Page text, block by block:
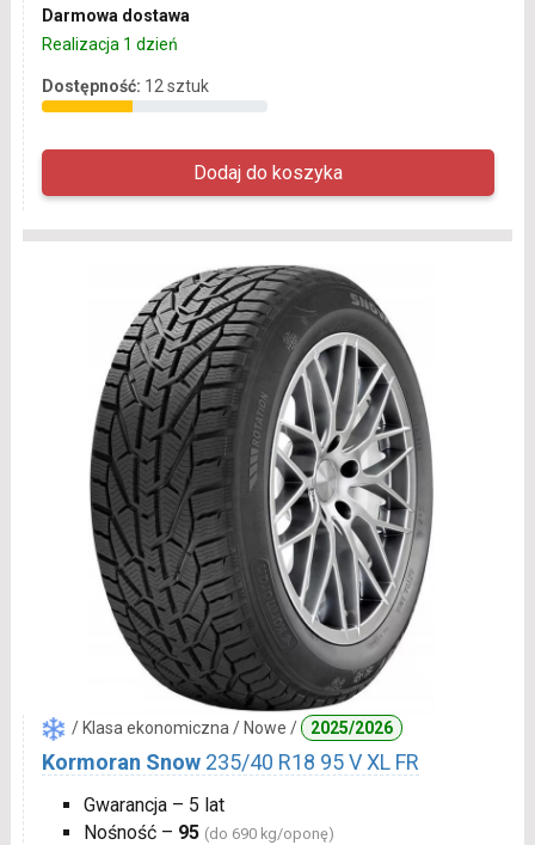
Darmowa dostawa
Realizacja 1 dzień
Dostępność: 12 sztuk
/ Klasa ekonomiczna / Nowe / 2025/2026
Kormoran Snow 235/40 R18 95 V XL FR
Gwarancja – 5 lat
Nośność – 95 (do 690 kg/oponę)